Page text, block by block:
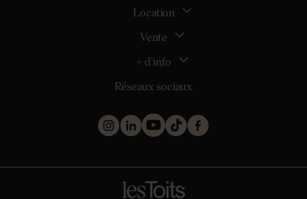
La gestion locative
Location
Tous nos biens en location
Location appartement Saint-Sébastien-sur-Loire
Location maison Clisson (44190)
Location maison Rezé (44400)
Vente
Estimer mon bien
Maison Carquefou (44470)
Maison Couëron (44220)
Appartement Saint-Herblain (44800)
+ d’info
Inscription
Nos métiers
Les projets d’achat
Mentions légales
Politique de confidentialité
Réseaux sociaux